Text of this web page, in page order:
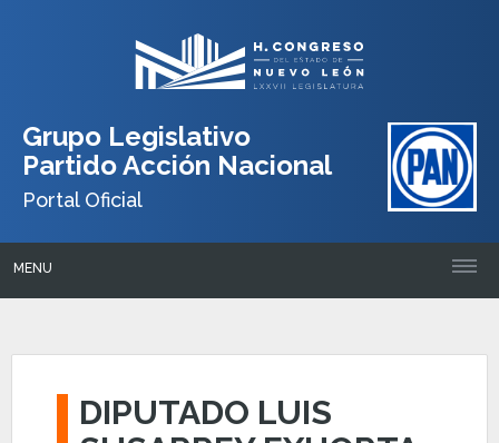
Grupo Legislativo
Partido Acción Nacional
Portal Oficial
MENU
DIPUTADO LUIS